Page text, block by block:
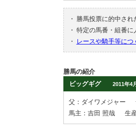
・
勝馬投票に的中さ
・ 特定の馬番・組番に
・
レースや騎手等につ
勝馬の紹介
ビッグギグ
2011年4
父：ダイワメジャー
馬主：吉田 照哉
生